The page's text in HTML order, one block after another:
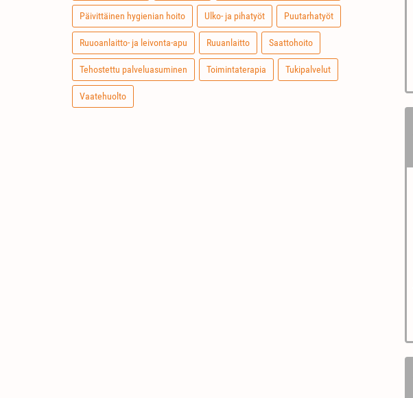
Päivittäinen hygienian hoito Ulko- ja pihatyöt Puutarhatyöt
Ruuoanlaitto- ja leivonta-apu Ruuanlaitto Saattohoito
Tehostettu palveluasuminen Toimintaterapia Tukipalvelut
Vaatehuolto